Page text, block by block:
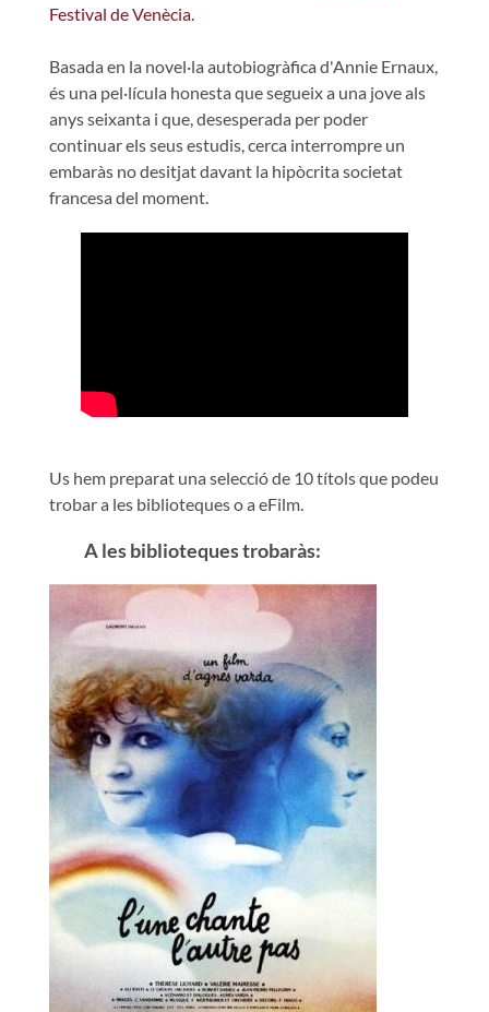
Festival de Venècia.
Basada en la novel·la autobiogràfica d'Annie Ernaux,
és una pel·lícula honesta que segueix a una jove als
anys seixanta i que, desesperada per poder
continuar els seus estudis, cerca interrompre un
embaràs no desitjat davant la hipòcrita societat
francesa del moment.
Us hem preparat una selecció de 10 títols que podeu
trobar a les biblioteques o a eFilm.
A les biblioteques trobaràs: